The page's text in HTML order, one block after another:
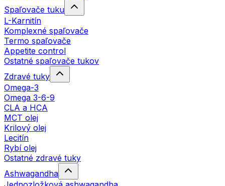
Spaľovače tuku
L-Karnitín
Komplexné spaľovače
Termo spaľovače
Appetite control
Ostatné spaľovače tukov
Zdravé tuky
Omega-3
Omega 3-6-9
CLA a HCA
MCT olej
Krilový olej
Lecitín
Rybí olej
Ostatné zdravé tuky
Ashwagandha